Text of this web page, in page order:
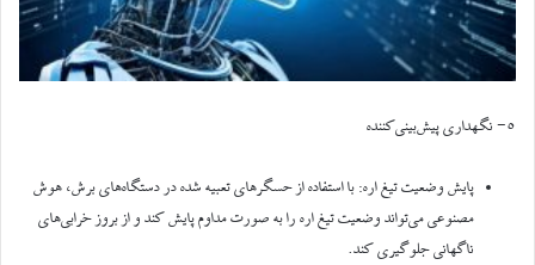
۵- نگهداری پیش‌بینی‌کننده
پایش وضعیت تیغ اره: با استفاده از حسگرهای تعبیه شده در دستگاه‌های برش، هوش
مصنوعی می‌تواند وضعیت تیغ اره را به صورت مداوم پایش کند و از بروز خرابی‌های
ناگهانی جلوگیری کند.